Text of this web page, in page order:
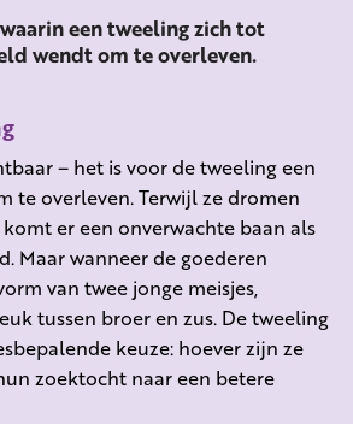
een tweeling zich tot
wendt om te overleven.
– het is voor de tweeling een
te overleven. Terwijl ze dromen
er een onverwachte baan als
Maar wanneer de goederen
van twee jonge meisjes,
tussen broer en zus. De tweeling
keuze: hoever zijn ze
zoektocht naar een betere